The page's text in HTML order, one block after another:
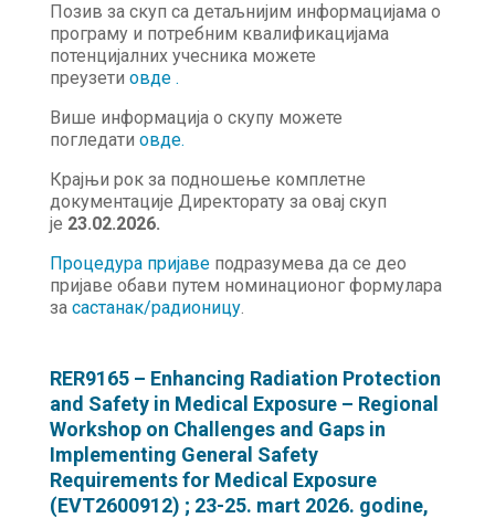
Позив за скуп са детаљнијим информацијама о
програму и потребним квалификацијама
потенцијалних учесника можете
преузети овде .
Више информација о скупу можете
погледати овде.
Крајњи рок за подношење комплетне
документације Директорату за овај скуп
је 23.02.2026.
Процедура пријавеподразумева да се део
пријаве обави путем номинационог формулара
за састанак/радионицу.
RER9165 – Enhancing Radiation Protection
and Safety in Medical Exposure – Regional
Workshop on Challenges and Gaps in
Implementing General Safety
Requirements for Medical Exposure
(EVT2600912) ; 23-25. mart 2026. godine,